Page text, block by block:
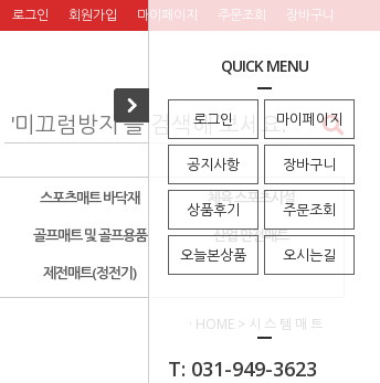
QUICK MENU
로그인 마이페이지
공지사항 장바구니
상품후기 주문조회
오늘본상품 오시는길
T: 031-949-3623
로그인 회원가입 마이페이지 주문조회 장바구니
스포츠매트 바닥재
체육 스포츠시설
골프매트 및 골프용품
산업 안전매트
제전매트(정전기)
· HOME > 시 스 템 매 트